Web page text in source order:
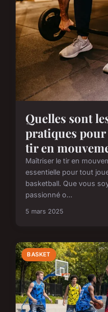
Quelles sont
pratiques
tir en
Maîtriser le tir en
essentielle pour tout
basketball. Que vous
passionné o...
5 mars 2025
BASKET